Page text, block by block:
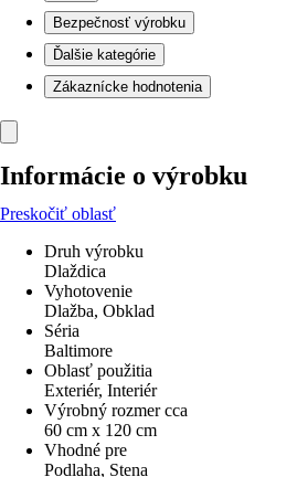
Bezpečnosť výrobku
Ďalšie kategórie
Zákaznícke hodnotenia
Informácie o výrobku
Preskočiť oblasť
Druh výrobku
Dlaždica
Vyhotovenie
Dlažba, Obklad
Séria
Baltimore
Oblasť použitia
Exteriér, Interiér
Výrobný rozmer cca
60 cm x 120 cm
Vhodné pre
Podlaha, Stena